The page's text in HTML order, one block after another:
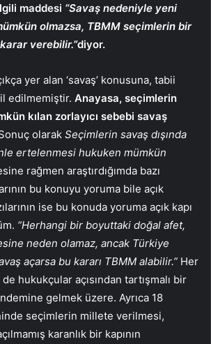
maddesi “Savaş nedeniyle yeni
olmazsa, TBMM seçimlerin bir
verebilir.”diyor.
yer alan ‘savaş’ konusuna, tabii
edilmemiştir. Anayasa, seçimlerin
kılan zorlayıcı sebebi savaş
olarak Seçimlerin savaş dışında
ertelenmesi hukuken mümkün
rağmen araştırdığımda bazı
bu konuyu yoruma bile açık
ise bu konuda yoruma açık kapı
“Herhangi bir boyuttaki doğal afet,
neden olamaz, ancak Türkiye
açarsa bu kararı TBMM alabilir.” Her
hukukçular açısından tartışmalı bir
gelmek üzere. Ayrıca 18
seçimlerin millete verilmesi,
karanlık bir kapının